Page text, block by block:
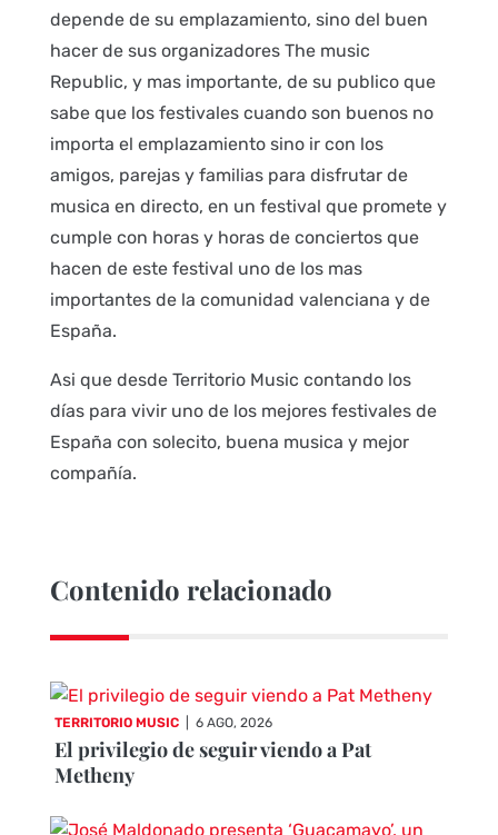
depende de su emplazamiento, sino del buen
hacer de sus organizadores The music
Republic, y mas importante, de su publico que
sabe que los festivales cuando son buenos no
importa el emplazamiento sino ir con los
amigos, parejas y familias para disfrutar de
musica en directo, en un festival que promete y
cumple con horas y horas de conciertos que
hacen de este festival uno de los mas
importantes de la comunidad valenciana y de
España.
Asi que desde Territorio Music contando los
días para vivir uno de los mejores festivales de
España con solecito, buena musica y mejor
compañía.
Contenido relacionado
TERRITORIO MUSIC 6 AGO, 2026
El privilegio de seguir viendo a Pat
Metheny